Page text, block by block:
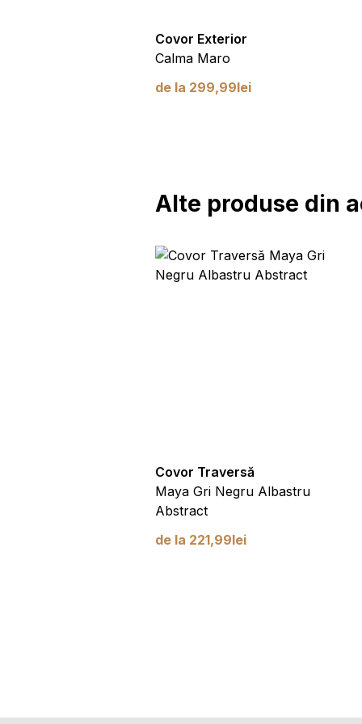
Covor Exterior
Calma Maro
de la 299,99lei
Alte produse din
Covor Traversă
Maya Gri Negru Albastru
Abstract
de la 221,99lei